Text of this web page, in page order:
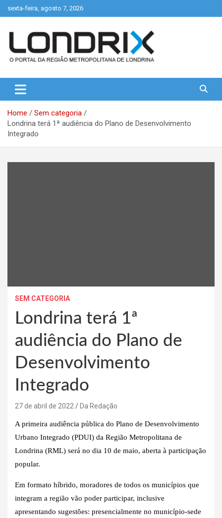
to
sexta-feira, agosto 7, 2026
Londrix
Home
Sem categoria
Londrina terá 1ª audiência do Plano de Desenvolvimento
Integrado
SEM CATEGORIA
Londrina terá 1ª
audiência do Plano de
Desenvolvimento
Integrado
27 de abril de 2022 Da Redação
A primeira audiência pública do Plano de Desenvolvimento
Urbano Integrado (PDUI) da Região Metropolitana de
Londrina (RML) será no dia 10 de maio, aberta à participação
popular.
Em formato híbrido, moradores de todos os municípios que
integram a região vão poder participar, inclusive
apresentando sugestões: presencialmente no município-sede